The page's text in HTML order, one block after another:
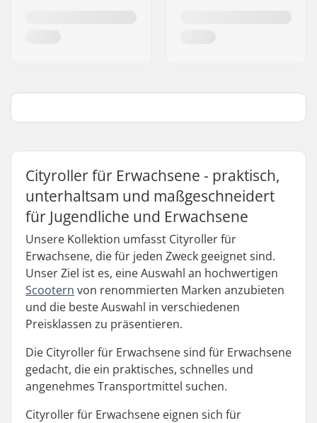
Cityroller für Erwachsene - praktisch,
unterhaltsam und maßgeschneidert
für Jugendliche und Erwachsene
Unsere Kollektion umfasst Cityroller für
Erwachsene, die für jeden Zweck geeignet sind.
Unser Ziel ist es, eine Auswahl an hochwertigen
Scootern von renommierten Marken anzubieten
und die beste Auswahl in verschiedenen
Preisklassen zu präsentieren.
Die Cityroller für Erwachsene sind für Erwachsene
gedacht, die ein praktisches, schnelles und
angenehmes Transportmittel suchen.
Cityroller für Erwachsene eignen sich für